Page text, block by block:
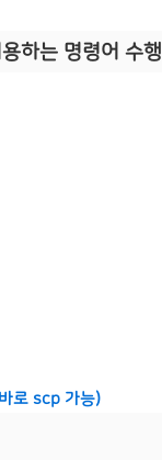
하는 명령어 수행
로 scp 가능)